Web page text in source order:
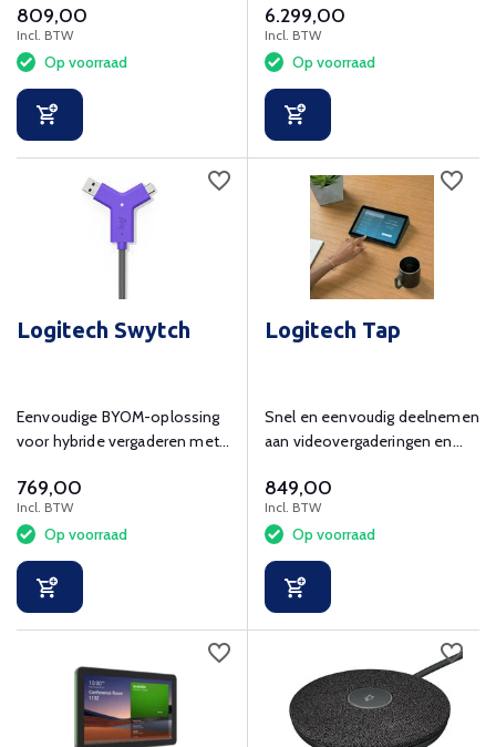
ruimtes tot 20x20m
809,00
Incl. BTW
Op voorraad
6.299,00
Incl. BTW
Op voorraad
Logitech Swytch
Eenvoudige BYOM-oplossing
voor hybride vergaderen met
769,00
Incl. BTW
Op voorraad
Logitech Tap
Snel en eenvoudig deelnemen
aan videovergaderingen en
delen.
849,00
Incl. BTW
Op voorraad